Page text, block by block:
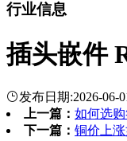
行业信息
插头嵌件
发布日期:2026-06-
上一篇： 如何选购
下一篇： 铜价上